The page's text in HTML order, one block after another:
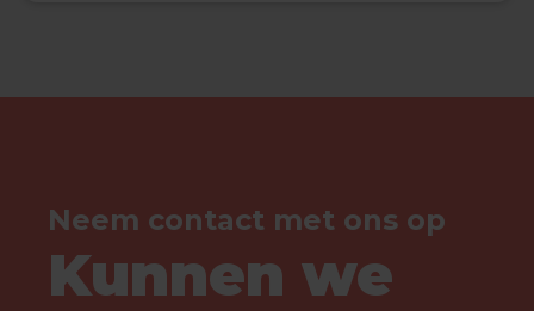
Neem contact met ons op
Kunnen we